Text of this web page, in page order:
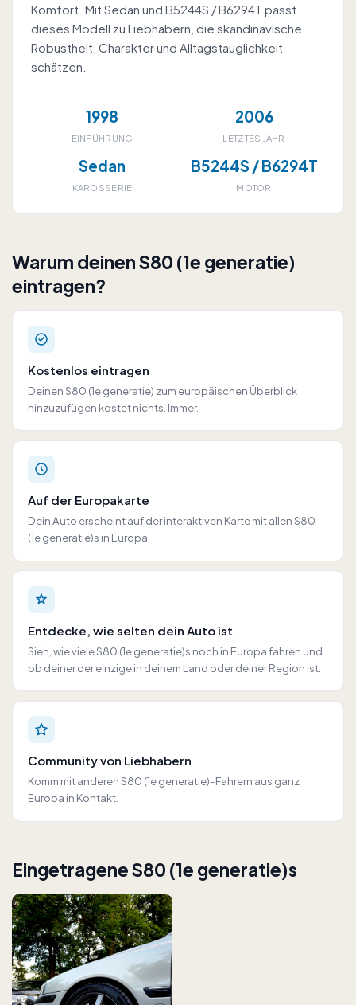
Komfort. Mit Sedan und B5244S / B6294T passt
dieses Modell zu Liebhabern, die skandinavische
Robustheit, Charakter und Alltagstauglichkeit
schätzen.
1998
EINFÜHRUNG
2006
LETZTES JAHR
Sedan
KAROSSERIE
B5244S / B6294T
MOTOR
Warum deinen S80 (1e generatie)
eintragen?
Kostenlos eintragen
Deinen S80 (1e generatie) zum europäischen Überblick
hinzuzufügen kostet nichts. Immer.
Auf der Europakarte
Dein Auto erscheint auf der interaktiven Karte mit allen S80
(1e generatie)s in Europa.
Entdecke, wie selten dein Auto ist
Sieh, wie viele S80 (1e generatie)s noch in Europa fahren und
ob deiner der einzige in deinem Land oder deiner Region ist.
Community von Liebhabern
Komm mit anderen S80 (1e generatie)-Fahrern aus ganz
Europa in Kontakt.
Eingetragene S80 (1e generatie)s